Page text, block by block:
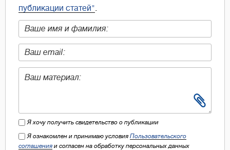
публикации статей"
Я хочу получить свидетельство о публикации
Я ознакомлен и принимаю условия Пользовательского
соглашения и согласен на обработку персональных данных